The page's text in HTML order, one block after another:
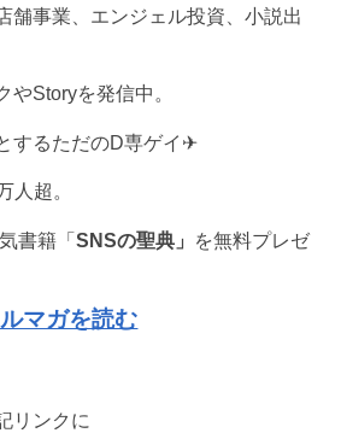
舗事業、エンジェル投資、小説出
やStoryを発信中。
するただのD専ゲイ✈︎
人超。
書籍「SNSの聖典」 を無料プレゼ
マガを読む
リンクに